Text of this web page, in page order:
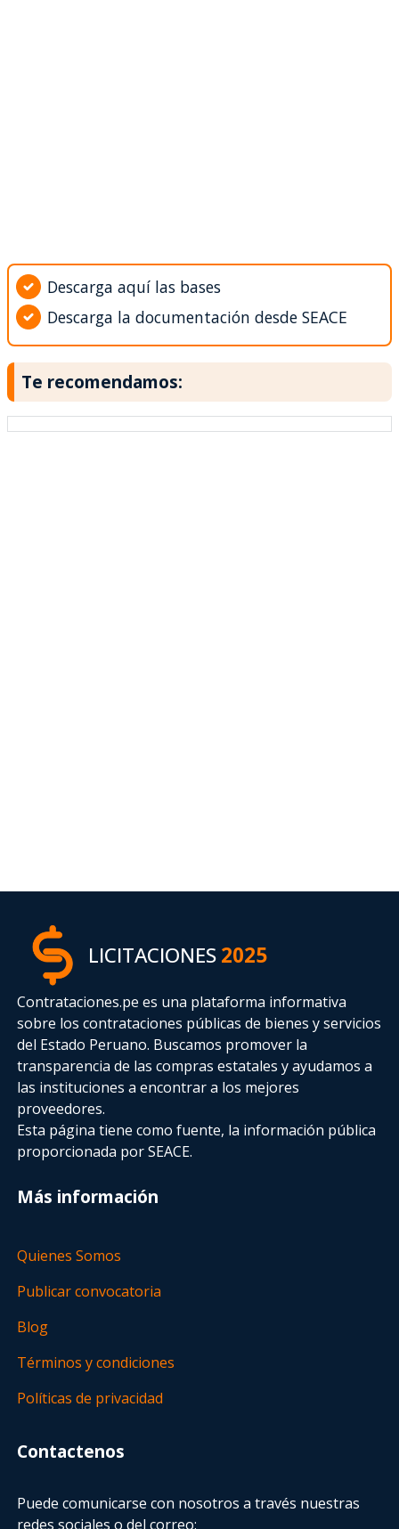
Descarga aquí las bases
Descarga la documentación desde SEACE
Te recomendamos:
LICITACIONES2025
Contrataciones.pe es una plataforma informativa
sobre los contrataciones públicas de bienes y servicios
del Estado Peruano. Buscamos promover la
transparencia de las compras estatalesy ayudamos a
las instituciones a encontrar a los mejores
proveedores.
Esta página tiene como fuente, la información pública
proporcionada por SEACE.
Más información
Quienes Somos
Publicar convocatoria
Blog
Términos y condiciones
Políticas de privacidad
Contactenos
Puede comunicarse con nosotros a través nuestras
redes sociales o del correo: